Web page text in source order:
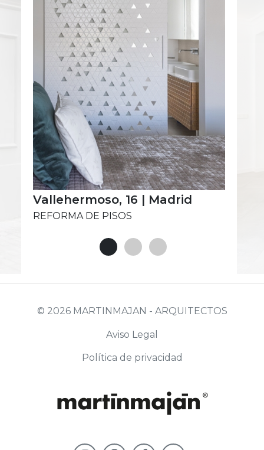
Vallehermoso, 16 | Madrid
REFORMA DE PISOS
Aviso Legal
Política de privacidad
© 2026 MARTINMAJAN - ARQUITECTOS